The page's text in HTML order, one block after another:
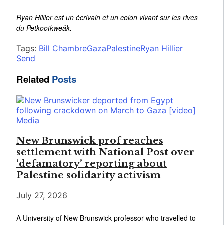
Ryan Hillier est un écrivain et un colon vivant sur les rives
du Petkootkweăk.
Tags: Bill ChambreGazaPalestineRyan Hillier
Send
Related Posts
Media
New Brunswick prof reaches
settlement with National Post over
‘defamatory’ reporting about
Palestine solidarity activism
July 27, 2026
A University of New Brunswick professor who travelled to